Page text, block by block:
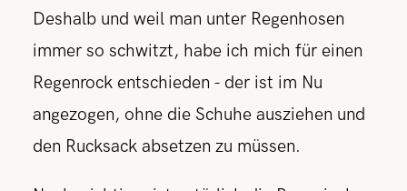
Deshalb und weil man unter Regenhosen
immer so schwitzt, habe ich mich für einen
Regenrock entschieden - der ist im Nu
angezogen, ohne die Schuhe ausziehen und
den Rucksack absetzen zu müssen.